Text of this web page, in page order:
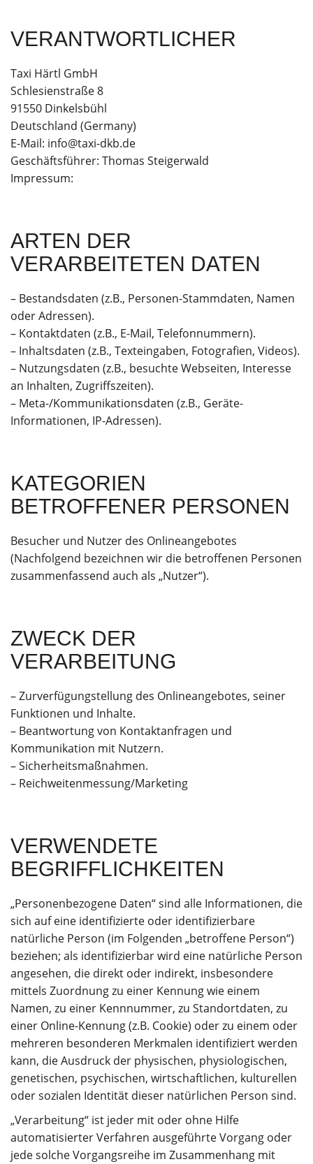
VERANTWORTLICHER
Taxi Härtl GmbH
Schlesienstraße 8
91550 Dinkelsbühl
Deutschland (Germany)
E-Mail: info@taxi-dkb.de
Geschäftsführer: Thomas Steigerwald
Impressum:
ARTEN DER
VERARBEITETEN DATEN
– Bestandsdaten (z.B., Personen-Stammdaten, Namen
oder Adressen).
– Kontaktdaten (z.B., E-Mail, Telefonnummern).
– Inhaltsdaten (z.B., Texteingaben, Fotografien, Videos).
– Nutzungsdaten (z.B., besuchte Webseiten, Interesse
an Inhalten, Zugriffszeiten).
– Meta-/Kommunikationsdaten (z.B., Geräte-
Informationen, IP-Adressen).
KATEGORIEN
BETROFFENER PERSONEN
Besucher und Nutzer des Onlineangebotes
(Nachfolgend bezeichnen wir die betroffenen Personen
zusammenfassend auch als „Nutzer“).
ZWECK DER
VERARBEITUNG
– Zurverfügungstellung des Onlineangebotes, seiner
Funktionen und Inhalte.
– Beantwortung von Kontaktanfragen und
Kommunikation mit Nutzern.
– Sicherheitsmaßnahmen.
– Reichweitenmessung/Marketing
VERWENDETE
BEGRIFFLICHKEITEN
„Personenbezogene Daten“ sind alle Informationen, die
sich auf eine identifizierte oder identifizierbare
natürliche Person (im Folgenden „betroffene Person“)
beziehen; als identifizierbar wird eine natürliche Person
angesehen, die direkt oder indirekt, insbesondere
mittels Zuordnung zu einer Kennung wie einem
Namen, zu einer Kennnummer, zu Standortdaten, zu
einer Online-Kennung (z.B. Cookie) oder zu einem oder
mehreren besonderen Merkmalen identifiziert werden
kann, die Ausdruck der physischen, physiologischen,
genetischen, psychischen, wirtschaftlichen, kulturellen
oder sozialen Identität dieser natürlichen Person sind.
„Verarbeitung“ ist jeder mit oder ohne Hilfe
automatisierter Verfahren ausgeführte Vorgang oder
jede solche Vorgangsreihe im Zusammenhang mit